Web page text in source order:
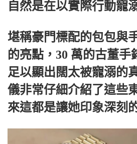
自然是在以實際行動寵
堪稱豪門標配的包包與
的亮點，30 萬的古董手
足以顯出闊太被寵溺的
儀非常仔細介紹了這些
來這都是讓她印象深刻